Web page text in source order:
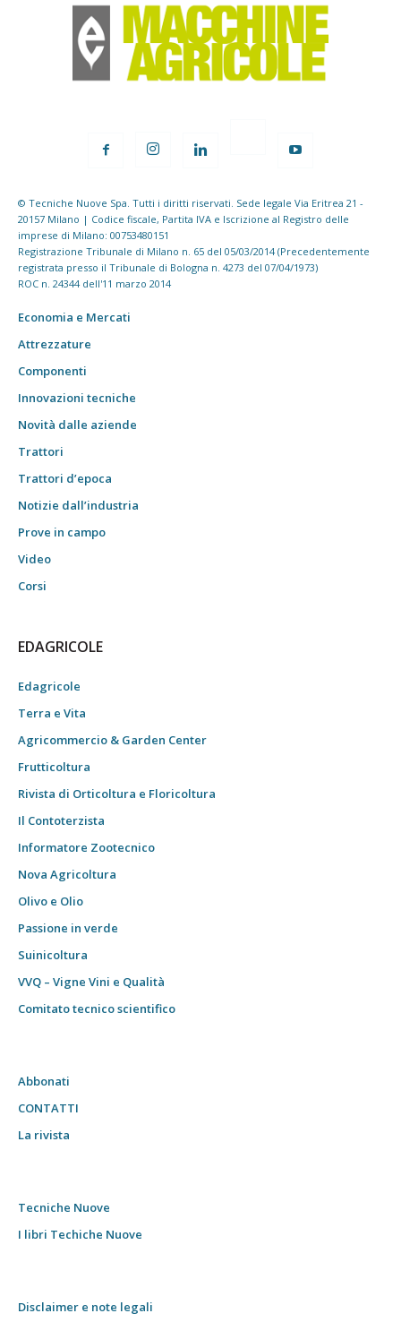
© Tecniche Nuove Spa. Tutti i diritti riservati. Sede legale Via Eritrea 21 -
20157 Milano | Codice fiscale, Partita IVA e Iscrizione al Registro delle
imprese di Milano: 00753480151
Registrazione Tribunale di Milano n. 65 del 05/03/2014 (Precedentemente
registrata presso il Tribunale di Bologna n. 4273 del 07/04/1973)
ROC n. 24344 dell'11 marzo 2014
Economia e Mercati
Attrezzature
Componenti
Innovazioni tecniche
Novità dalle aziende
Trattori
Trattori d’epoca
Notizie dall’industria
Prove in campo
Video
Corsi
EDAGRICOLE
Edagricole
Terra e Vita
Agricommercio & Garden Center
Frutticoltura
Rivista di Orticoltura e Floricoltura
Il Contoterzista
Informatore Zootecnico
Nova Agricoltura
Olivo e Olio
Passione in verde
Suinicoltura
VVQ – Vigne Vini e Qualità
Comitato tecnico scientifico
Abbonati
CONTATTI
La rivista
Tecniche Nuove
I libri Techiche Nuove
Disclaimer e note legali